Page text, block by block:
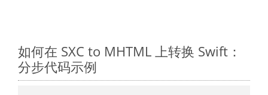
如何在 SXC to MHTML 上转换 Swift：
分步代码示例